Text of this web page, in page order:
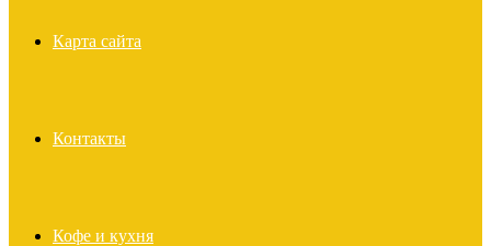
Карта сайта
Контакты
Кофе и кухня